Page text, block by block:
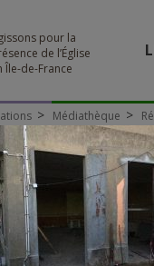
pour la
de l’Église
Île-de-France
Médiathèque